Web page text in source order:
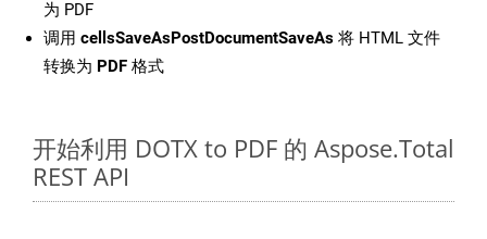
为 PDF
调用 cellsSaveAsPostDocumentSaveAs 将 HTML 文件
转换为 PDF 格式
开始利用 DOTX to PDF 的 Aspose.Total
REST API